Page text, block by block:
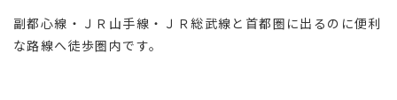
副都心線・ＪＲ山手線・ＪＲ総武線と首都圏に出るのに便利
な路線へ徒歩圏内です。